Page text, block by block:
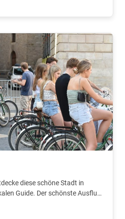
diese schöne Stadt in
Guide. Der schönste Ausflug